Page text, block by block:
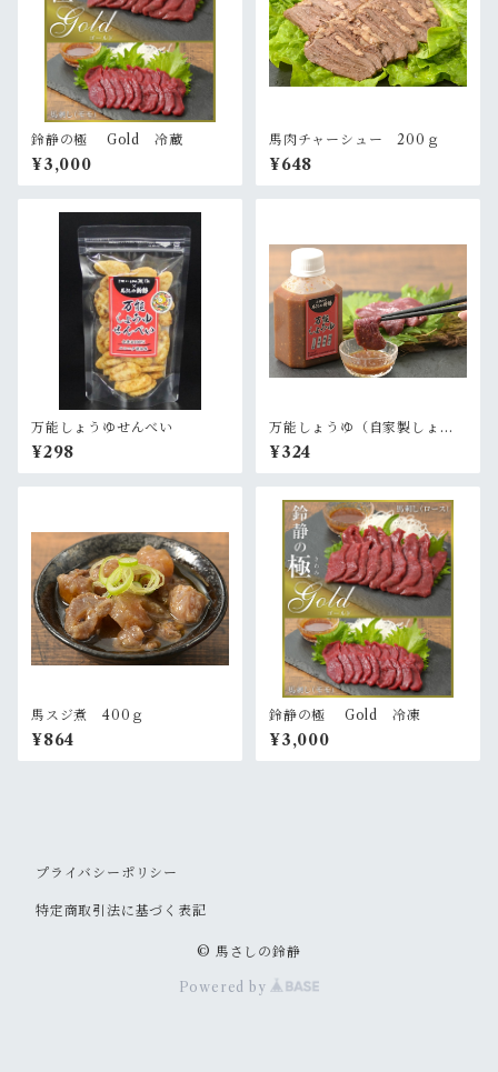
鈴静の極 Gold 冷蔵
¥3,000
馬肉チャーシュー 200ｇ
¥648
万能しょうゆせんべい
¥298
万能しょうゆ（自家製しょう
ゆだれ） 180ml
¥324
馬スジ煮 400ｇ
¥864
鈴静の極 Gold 冷凍
¥3,000
プライバシーポリシー
特定商取引法に基づく表記
© 馬さしの鈴静
Powered by